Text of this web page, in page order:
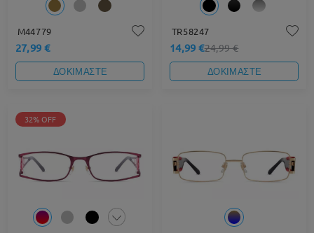
M44779
27,99 €
ΔΟΚΙΜΑΣΤΕ
TR58247
14,99 €24,99 €
ΔΟΚΙΜΑΣΤΕ
32% OFF